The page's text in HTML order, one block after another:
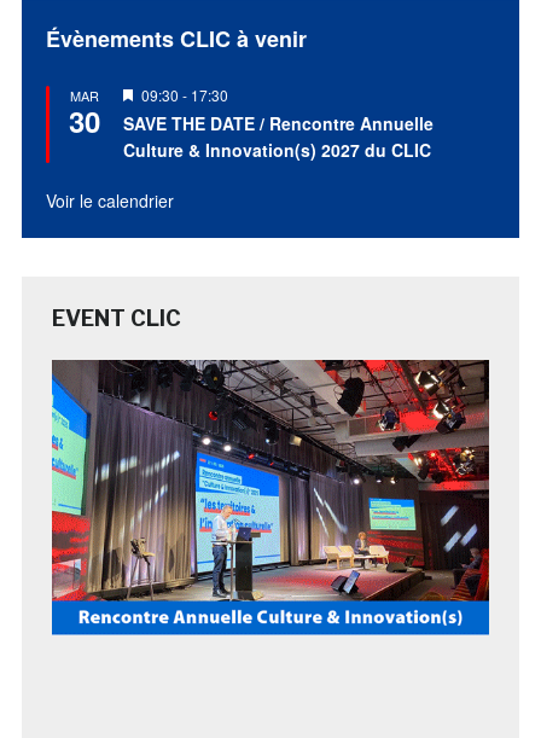
Évènements CLIC à venir
MAR
30
Mis
en
avant
09:30 - 17:30
SAVE THE DATE / Rencontre Annuelle
Culture & Innovation(s) 2027 du CLIC
Voir le calendrier
EVENT CLIC